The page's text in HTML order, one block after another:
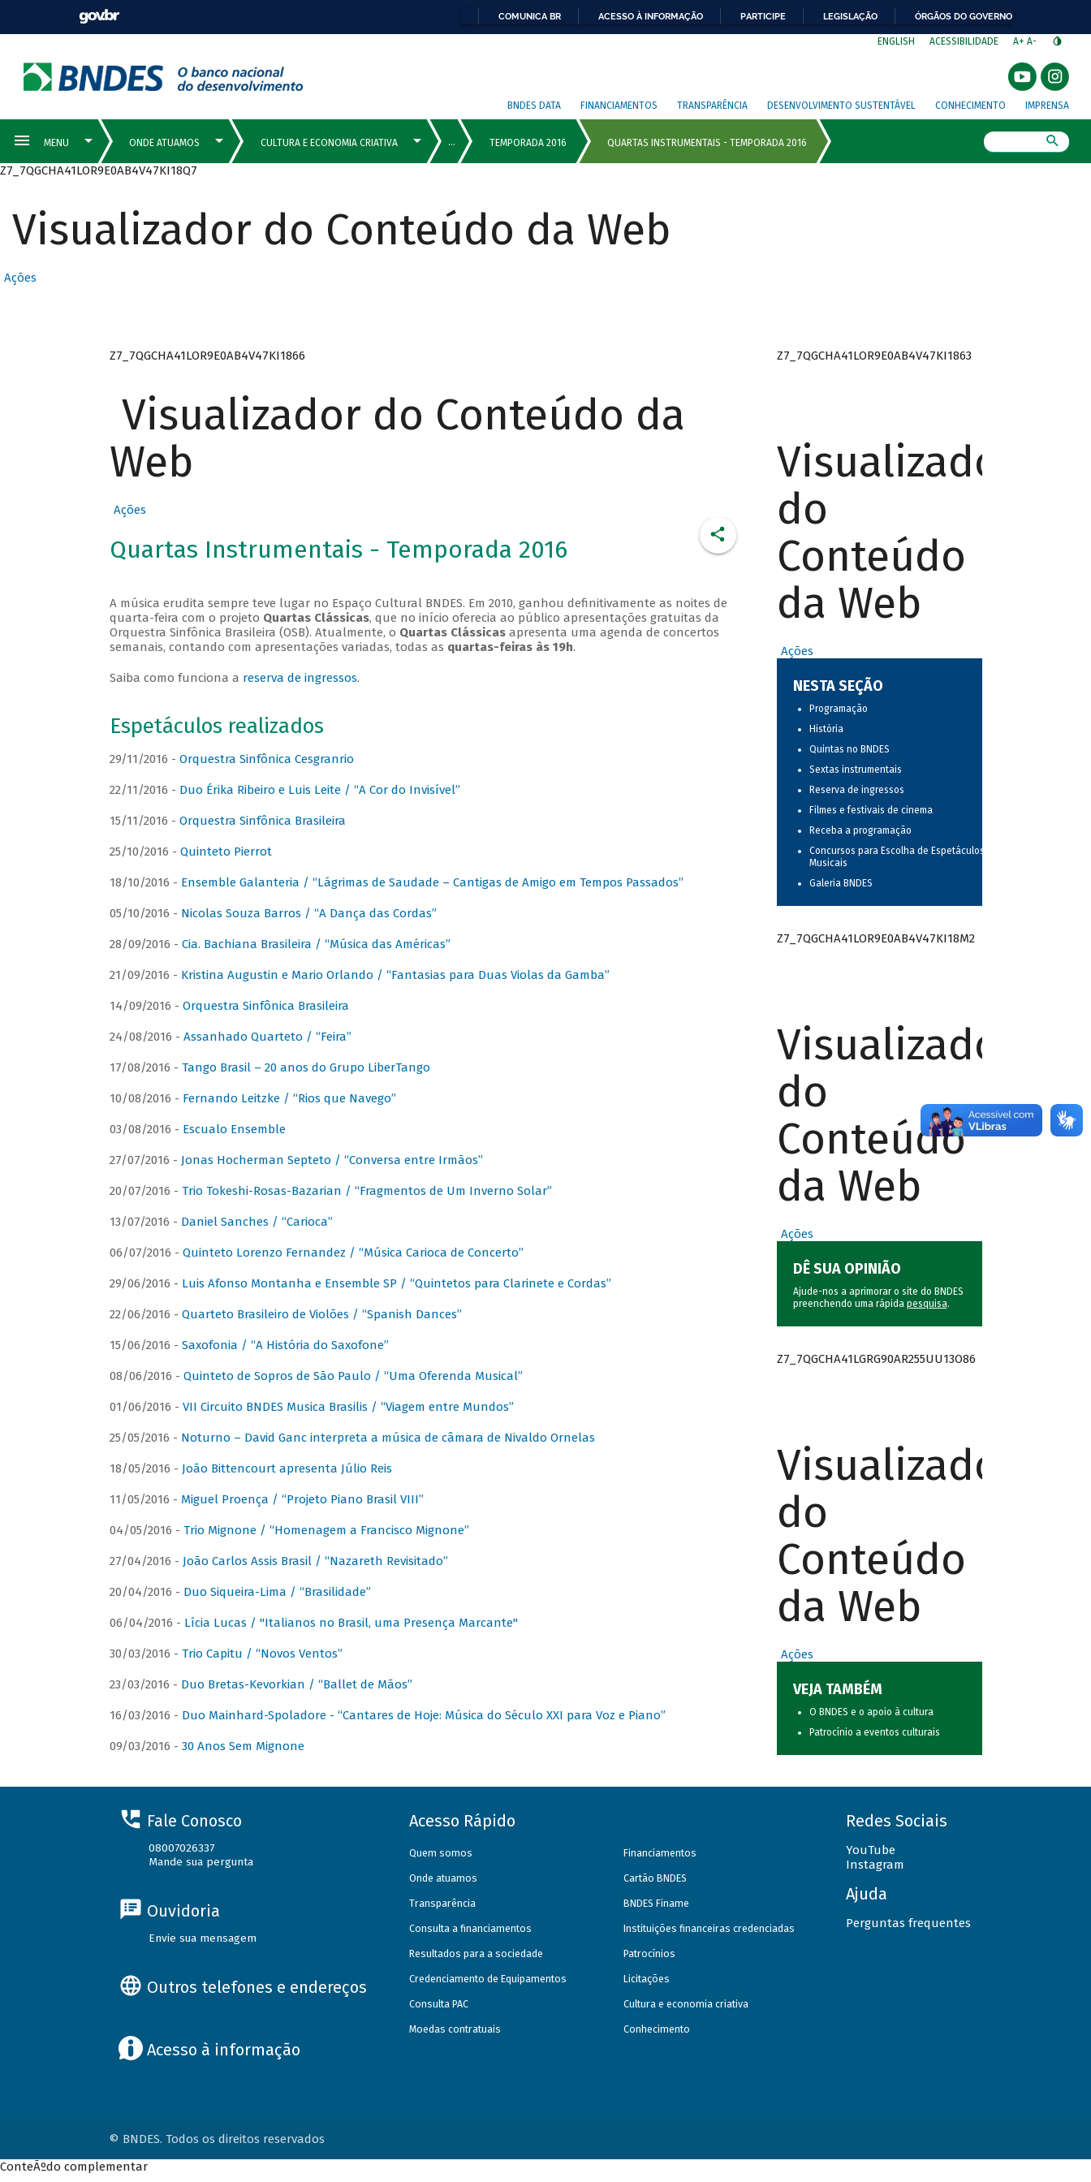
COMUNICA BR ACESSO À INFORMAÇÃO PARTICIPE LEGISLAÇÃO ÓRGÃOS DO GOVERNO
ENGLISH ACESSIBILIDADE A+ A-
BNDES DATA FINANCIAMENTOS TRANSPARÊNCIA DESENVOLVIMENTO SUSTENTÁVEL CONHECIMENTO IMPRENSA
Z7_7QGCHA41LOR9E0AB4V47KI18Q7
Visualizador do Conteúdo da Web
Ações
Z7_7QGCHA41LOR9E0AB4V47KI1866
Visualizador do Conteúdo da
Web
Ações
Quartas Instrumentais - Temporada 2016
A música erudita sempre teve lugar no Espaço Cultural BNDES. Em 2010, ganhou definitivamente as noites de
quarta-feira com o projeto Quartas Clássicas, que no início oferecia ao público apresentações gratuitas da
Orquestra Sinfônica Brasileira (OSB). Atualmente, o Quartas Clássicasapresenta uma agenda de concertos
semanais, contando com apresentações variadas, todas as quartas-feiras às 19h.
Saiba como funciona a reserva de ingressos.
Espetáculos realizados
29/11/2016 - Orquestra Sinfônica Cesgranrio
22/11/2016 - Duo Érika Ribeiro e Luis Leite / “A Cor do Invisível”
15/11/2016 - Orquestra Sinfônica Brasileira
25/10/2016 - Quinteto Pierrot
18/10/2016 - Ensemble Galanteria / “Lágrimas de Saudade – Cantigas de Amigo em Tempos Passados”
05/10/2016 - Nicolas Souza Barros / “A Dança das Cordas”
28/09/2016 - Cia. Bachiana Brasileira / “Música das Américas”
21/09/2016 - Kristina Augustin e Mario Orlando / “Fantasias para Duas Violas da Gamba”
14/09/2016 - Orquestra Sinfônica Brasileira
24/08/2016 - Assanhado Quarteto / “Feira”
17/08/2016 - Tango Brasil – 20 anos do Grupo LiberTango
10/08/2016 - Fernando Leitzke / “Rios que Navego”
03/08/2016 - Escualo Ensemble
27/07/2016 - Jonas Hocherman Septeto / “Conversa entre Irmãos”
20/07/2016 - Trio Tokeshi-Rosas-Bazarian / “Fragmentos de Um Inverno Solar”
13/07/2016 - Daniel Sanches / “Carioca”
06/07/2016 - Quinteto Lorenzo Fernandez / “Música Carioca de Concerto”
29/06/2016 - Luis Afonso Montanha e Ensemble SP / “Quintetos para Clarinete e Cordas”
22/06/2016 - Quarteto Brasileiro de Violões / “Spanish Dances”
15/06/2016 - Saxofonia / “A História do Saxofone”
08/06/2016 - Quinteto de Sopros de São Paulo / “Uma Oferenda Musical”
01/06/2016 - VII Circuito BNDES Musica Brasilis / “Viagem entre Mundos”
25/05/2016 - Noturno – David Ganc interpreta a música de câmara de Nivaldo Ornelas
18/05/2016 - João Bittencourt apresenta Júlio Reis
11/05/2016 - Miguel Proença / “Projeto Piano Brasil VIII”
04/05/2016 - Trio Mignone / “Homenagem a Francisco Mignone”
27/04/2016 - João Carlos Assis Brasil / “Nazareth Revisitado”
20/04/2016 - Duo Siqueira-Lima / “Brasilidade”
06/04/2016 - Lícia Lucas / "Italianos no Brasil, uma Presença Marcante"
30/03/2016 - Trio Capitu / “Novos Ventos”
23/03/2016 - Duo Bretas-Kevorkian / “Ballet de Mãos”
16/03/2016 - Duo Mainhard-Spoladore - “Cantares de Hoje: Música do Século XXI para Voz e Piano”
09/03/2016 - 30 Anos Sem Mignone
Z7_7QGCHA41LOR9E0AB4V47KI1863
Visualizador
do
Conteúdo
da Web
Ações
NESTA SEÇÃO
Programação
História
Quintas no BNDES
Sextas instrumentais
Reserva de ingressos
Filmes e festivais de cinema
Receba a programação
Concursos para Escolha de Espetáculos
Musicais
Galeria BNDES
Z7_7QGCHA41LOR9E0AB4V47KI18M2
Visualizador
do
Conteúdo
da Web
Ações
DÊ SUA OPINIÃO
Ajude-nos a aprimorar o site do BNDES
preenchendo uma rápida pesquisa.
Z7_7QGCHA41LGRG90AR255UU13O86
Visualizador
do
Conteúdo
da Web
Ações
VEJA TAMBÉM
O BNDES e o apoio à cultura
Patrocínio a eventos culturais
Fale Conosco
08007026337
Mande sua pergunta
Ouvidoria
Envie sua mensagem
Outros telefones e endereços
Acesso à informação
Acesso Rápido
Quem somos
Onde atuamos
Transparência
Consulta a financiamentos
Resultados para a sociedade
Credenciamento de Equipamentos
Consulta PAC
Moedas contratuais
Financiamentos
Cartão BNDES
BNDES Finame
Instituições financeiras credenciadas
Patrocínios
Licitações
Cultura e economia criativa
Conhecimento
Redes Sociais
YouTube
Instagram
Ajuda
Perguntas frequentes
© BNDES. Todos os direitos reservados
ConteÃºdo complementar